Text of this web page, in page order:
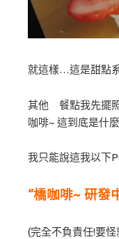
就這樣…這是甜點
其他 餐點我先擺
咖啡~ 這到底是什麼
我只能說這我以下
“橋咖啡~ 研
(完全不負責任!要